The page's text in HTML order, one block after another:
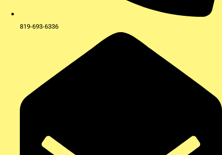
819-693-6336